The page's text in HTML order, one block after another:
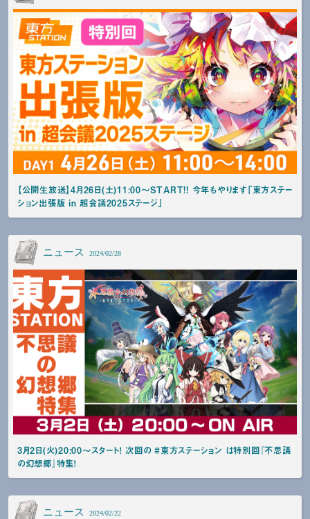
【公開生放送】4月26日(土)11:00～START!! 今年もやります「東方ステー
ション出張版 in 超会議2025ステージ」
ニュース 2024/02/28
3月2日(火)20:00～スタート！ 次回の #東方ステーション は特別回『不思議
の幻想郷』特集！
ニュース 2024/02/22